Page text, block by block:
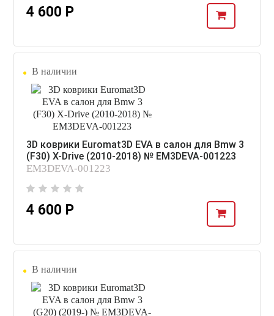
4 600 Р
В наличии
3D коврики Euromat3D EVA в салон для Bmw 3
(F30) X-Drive (2010-2018) № EM3DEVA-001223
EM3DEVA-001223
4 600 Р
В наличии